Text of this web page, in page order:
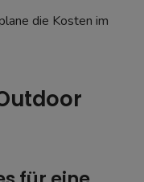
die Kosten im